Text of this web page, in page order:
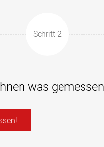
Schritt 2
was